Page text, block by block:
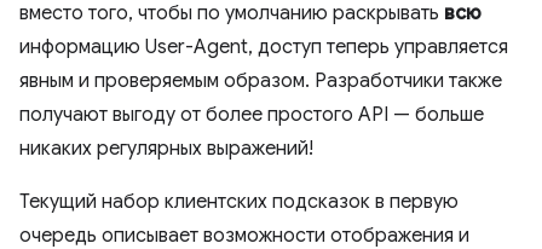
вместо того, чтобы по умолчанию раскрывать всю
информацию User-Agent, доступ теперь управляется
явным и проверяемым образом. Разработчики также
получают выгоду от более простого API — больше
никаких регулярных выражений!
Текущий набор клиентских подсказок в первую
очередь описывает возможности отображения и